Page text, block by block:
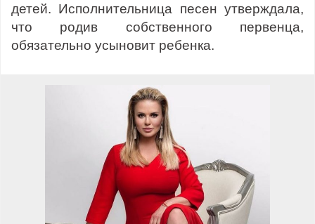
детей. Исполнительница песен утверждала,
что родив собственного первенца,
обязательно усыновит ребенка.